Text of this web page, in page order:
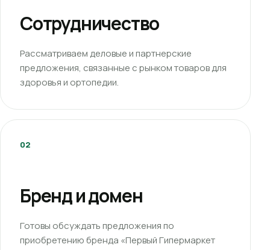
Сотрудничество
Рассматриваем деловые и партнерские
предложения, связанные с рынком товаров для
здоровья и ортопедии.
02
Бренд и домен
Готовы обсуждать предложения по
приобретению бренда «Первый Гипермаркет